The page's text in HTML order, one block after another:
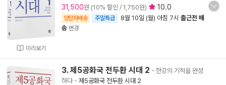
미리보기
31,500원 (10% 할인 / 1,750원) 10.0
양탄자배송 주말특급 8월 10일 (월) 아침 7시 출근전 배
송 변경
3. 제5공화국 전두환 시대 2 - 한강의 기적을 완성
하다- 제5공화국 전두환 시대 2